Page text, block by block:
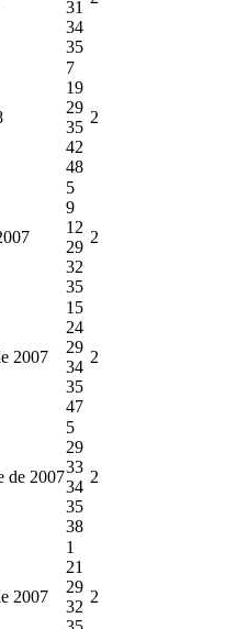
31
34
35
7
19
29
35
42
48
2
5
9
12
29
32
35
2
2007
15
24
29
34
35
47
2
de 2007
5
29
33
34
35
38
2
2007
1
21
29
32
2